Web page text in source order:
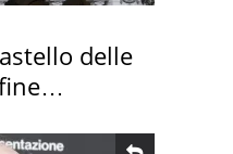
delle